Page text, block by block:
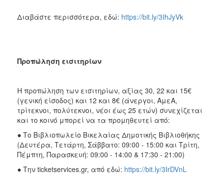
Διαβάστε περισσότερα, εδώ: https://bit.ly/3IhJyVk
Προπώληση εισιτηρίων
Η προπώληση των εισιτηρίων, αξίας 30, 22 και 15€
(γενική είσοδος) και 12 και 8€ (άνεργοι, ΑμεΑ,
τρίτεκνοι, πολύτεκνοι, νέοι έως 25 ετών) συνεχίζεται
και το κοινό μπορεί να τα προμηθευτεί από:
● Το Βιβλιοπωλείο Βικελαίας Δημοτικής Βιβλιοθήκης
(Δευτέρα, Τετάρτη, Σάββατο: 09:00 - 15:00 και Τρίτη,
Πέμπτη, Παρασκευή: 09:00 - 14:00 & 17:30 - 21:00)
● Την ticketservices.gr, από εδώ: https://bit.ly/3IrDVnL